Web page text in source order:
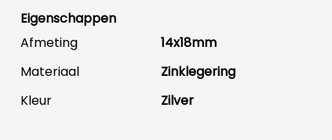
Eigenschappen
Afmeting
14x18mm
Materiaal
Zinklegering
Kleur
Zilver